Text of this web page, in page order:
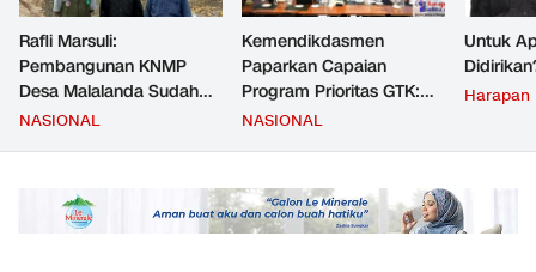
Rafli Marsuli:
Pembangunan KNMP
Desa Malalanda Sudah
Mencapai 69 Persen dan
JMD dan JMF
NASIONAL
Kemendikdasmen
Paparkan Capaian
Program Prioritas GTK:
Kompetensi Meningkat,
NASIONAL
Untuk
Harapan